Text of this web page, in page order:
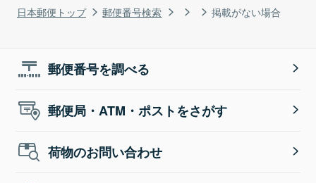
日本郵便トップ 郵便番号検索 掲載がない場合
郵便番号を調べる
郵便局・ATM・ポストをさがす
荷物のお問い合わせ